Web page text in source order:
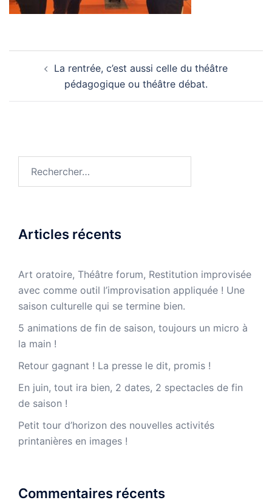
d’articleLa rentrée, c’est aussi celle du théâtre
pédagogique ou théâtre débat.
Articles récents
Art oratoire, Théâtre forum, Restitution improvisée
avec comme outil l’improvisation appliquée ! Une
saison culturelle qui se termine bien.
5 animations de fin de saison, toujours un micro à
la main !
Retour gagnant ! La presse le dit, promis !
En juin, tout ira bien, 2 dates, 2 spectacles de fin
de saison !
Petit tour d’horizon des nouvelles activités
printanières en images !
Commentaires récents